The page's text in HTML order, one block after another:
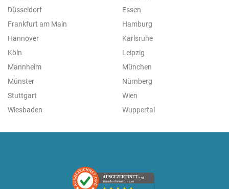
Düsseldorf
Essen
Frankfurt am Main
Hamburg
Hannover
Karlsruhe
Köln
Leipzig
Mannheim
München
Münster
Nürnberg
Stuttgart
Wien
Wiesbaden
Wuppertal
AUSGEZEICHNET.org
Kundenbewertungen